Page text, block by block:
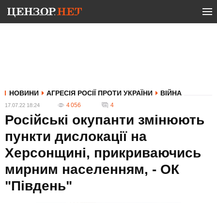
НОВИНИ АГРЕСІЯ РОСІЇ ПРОТИ УКРАЇНИ ВІЙНА
17.07.22 18:24 4 056 4
Російські окупанти змінюють
пункти дислокації на
Херсонщині, прикриваючись
мирним населенням, - ОК
"Південь"